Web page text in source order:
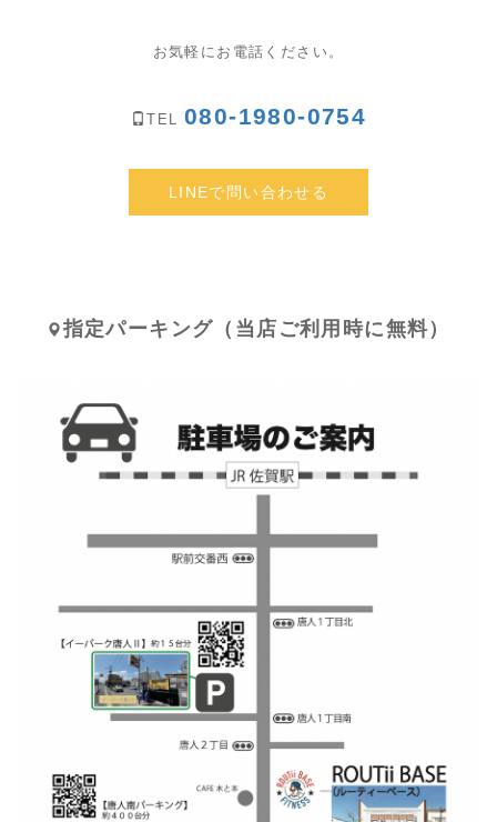
お気軽にお電話ください。
TEL 080-1980-0754
LINEで問い合わせる
指定パーキング（当店ご利用時に無料）